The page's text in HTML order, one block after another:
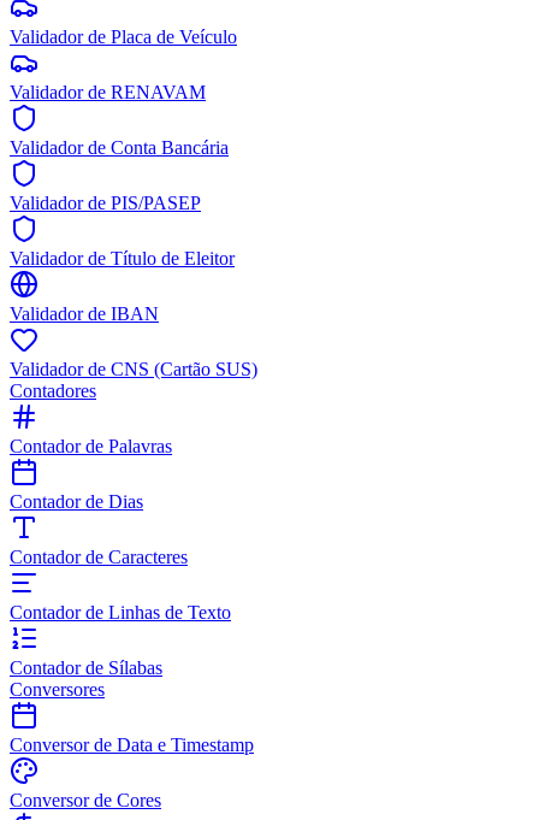
Validador de Placa de Veículo
Validador de RENAVAM
Validador de Conta Bancária
Validador de PIS/PASEP
Validador de Título de Eleitor
Validador de IBAN
Validador de CNS (Cartão SUS)
Contadores
Contador de Palavras
Contador de Dias
Contador de Caracteres
Contador de Linhas de Texto
Contador de Sílabas
Conversores
Conversor de Data e Timestamp
Conversor de Cores